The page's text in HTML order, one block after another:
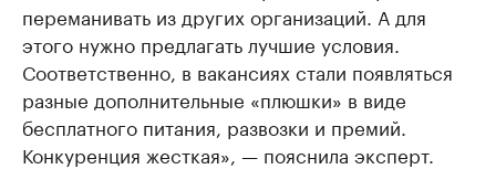
переманивать из других организаций. А для
этого нужно предлагать лучшие условия.
Соответственно, в вакансиях стали появляться
разные дополнительные «плюшки» в виде
бесплатного питания, развозки и премий.
Конкуренция жесткая», — пояснила эксперт.